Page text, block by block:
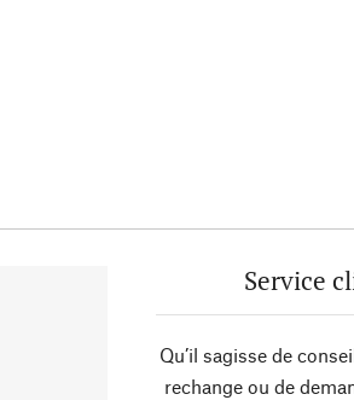
Service
Qu’il sagisse de
rechange ou de